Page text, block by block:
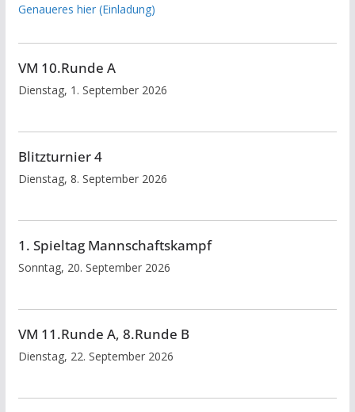
Genaueres hier (Einladung)
VM 10.Runde A
Dienstag, 1. September 2026
Blitzturnier 4
Dienstag, 8. September 2026
1. Spieltag Mannschaftskampf
Sonntag, 20. September 2026
VM 11.Runde A, 8.Runde B
Dienstag, 22. September 2026